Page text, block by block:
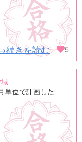
続きを読む 5
単位で計画した